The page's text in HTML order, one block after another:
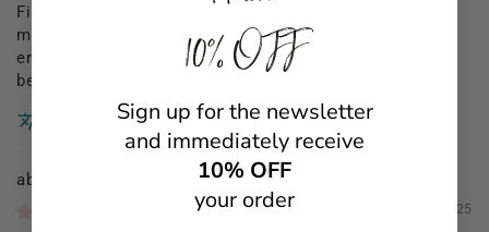
Finalmente il mio regalo di Natale (da parte dei figli su
mia indicazione)una borsa x me (le altre acquistate
erano regali x amiche)proprio come la volevo!proprio
bella elegante e pratica!!
Translate review to English
09/13/2025
10% OFF
Sign up for the newsletter
and immediately receive
10% OFF
your order